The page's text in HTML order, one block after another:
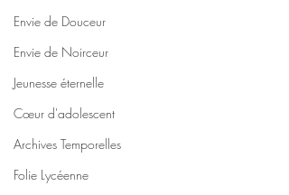
Envie de Douceur
Envie de Noirceur
Jeunesse éternelle
Cœur d'adolescent
Archives Temporelles
Folie Lycéenne